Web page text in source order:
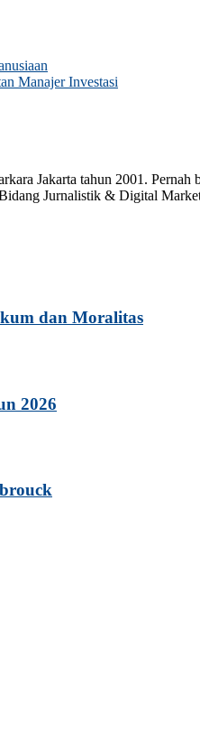
Manajer Investasi
Jakarta tahun 2001.
Jurnalistik & Digital
dan Moralitas
2026